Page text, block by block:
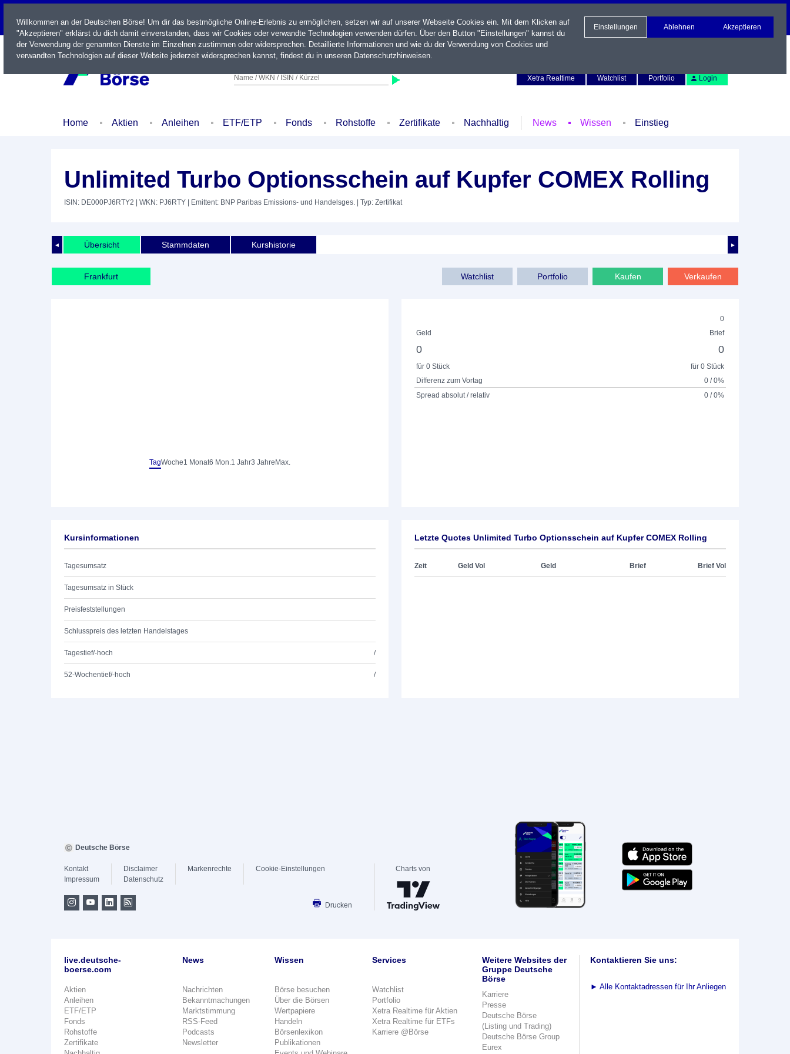
LIVE
Name / WKN / ISIN / Kürzel
Xetra Realtime
Watchlist Portfolio Login
Home Aktien Anleihen ETF/ETP Fonds Rohstoffe Zertifikate Nachhaltig News Wissen Einstieg
Unlimited Turbo Optionsschein auf Kupfer COMEX Rolling
ISIN: DE000PJ6RTY2 | WKN: PJ6RTY | Emittent: BNP Paribas Emissions- und Handelsges. | Typ: Zertifikat
◄ ►
Übersicht Stammdaten Kurshistorie
Frankfurt Verkaufen
Kaufen
Portfolio
Watchlist
TagWoche1 Monat6 Mon.1 Jahr3 Jahre Max.
0
Geld
Brief
0 0
für 0 Stück
für 0 Stück
Differenz zum Vortag
0 / 0%
Spread absolut / relativ
0 / 0%
Kursinformationen
Tagesumsatz
Tagesumsatz in Stück
Preisfeststellungen
Schlusspreis des letzten Handelstages
Tagestief/-hoch /
52-Wochentief/-hoch /
Letzte Quotes Unlimited Turbo Optionsschein auf Kupfer COMEX Rolling
Zeit Geld Vol Geld Brief Brief Vol
Willkommen an der Deutschen Börse! Um dir das bestmögliche Online-Erlebnis zu ermöglichen, setzen wir auf unserer Webseite Cookies ein. Mit dem Klicken auf
"Akzeptieren" erklärst du dich damit einverstanden, dass wir Cookies oder verwandte Technologien verwenden dürfen. Über den Button "Einstellungen" kannst du
der Verwendung der genannten Dienste im Einzelnen zustimmen oder widersprechen. Detaillierte Informationen und wie du der Verwendung von Cookies und
verwandten Technologien auf dieser Website jederzeit widersprechen kannst, findest du in unseren Datenschutzhinweisen.
Einstellungen Ablehnen Akzeptieren
Deutsche Börse
Kontakt
Impressum
Disclaimer
Datenschutz
Markenrechte Cookie-Einstellungen
Drucken
Charts von
live.deutsche-
boerse.com
Aktien
Anleihen
ETF/ETP
Fonds
Rohstoffe
Zertifikate
News
Nachrichten
Bekanntmachungen
Marktstimmung
RSS-Feed
Podcasts
Newsletter
Wissen
Börse besuchen
Über die Börsen
Wertpapiere
Handeln
Börsenlexikon
Publikationen
Services
Watchlist
Portfolio
Xetra Realtime für Aktien
Xetra Realtime für ETFs
Karriere @Börse
Weitere Websites der
Gruppe Deutsche
Börse
Karriere
Presse
Deutsche Börse
(Listing und Trading)
Deutsche Börse Group
Eurex
Kontaktieren Sie uns:
► Alle Kontaktadressen für Ihr Anliegen